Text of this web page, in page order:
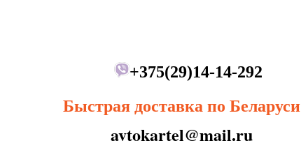
+375(29)14-14-292
Быстрая доставка по Беларуси
avtokartel@mail.ru